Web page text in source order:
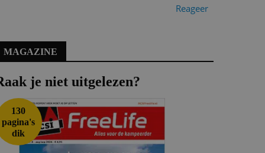
Reageer
MAGAZINE
je niet uitgelezen?
130
pagina's
dik